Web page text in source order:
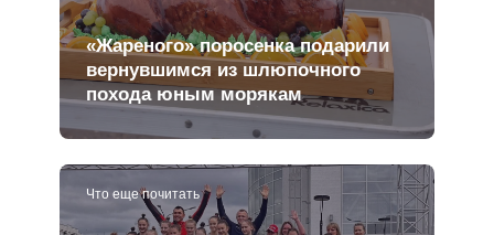
«Жареного» поросенка подарили
вернувшимся из шлюпочного
похода юным морякам
Что еще почитать